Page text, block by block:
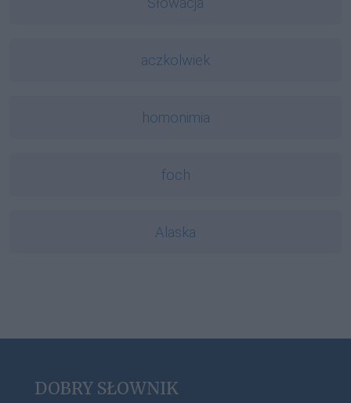
aczkolwiek
homonimia
foch
Alaska
DOBRY SŁOWNIK